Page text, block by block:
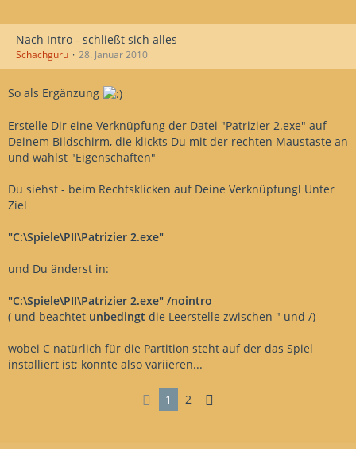
Nach Intro - schließt sich alles
Schachguru 28. Januar 2010
So als Ergänzung
Erstelle Dir eine Verknüpfung der Datei "Patrizier 2.exe" auf
Deinem Bildschirm, die klickts Du mit der rechten Maustaste an
und wählst "Eigenschaften"
Du siehst - beim Rechtsklicken auf Deine Verknüpfungl Unter
Ziel
"C:\Spiele\PII\Patrizier 2.exe"
und Du änderst in:
"C:\Spiele\PII\Patrizier 2.exe" /nointro
( und beachtet unbedingt die Leerstelle zwischen " und /)
wobei C natürlich für die Partition steht auf der das Spiel
installiert ist; könnte also variieren...
1 2